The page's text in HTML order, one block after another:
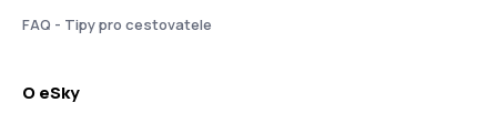
FAQ - Tipy pro cestovatele
O eSky